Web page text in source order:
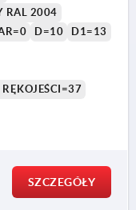
RAL 2004
D=10
D1=13
RĘKOJEŚCI=37
SZCZEGÓŁY